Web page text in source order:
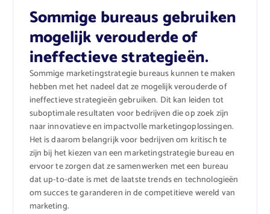
Sommige bureaus gebruiken
mogelijk verouderde of
ineffectieve strategieën.
Sommige marketingstrategie bureaus kunnen te maken
hebben met het nadeel dat ze mogelijk verouderde of
ineffectieve strategieën gebruiken. Dit kan leiden tot
suboptimale resultaten voor bedrijven die op zoek zijn
naar innovatieve en impactvolle marketingoplossingen.
Het is daarom belangrijk voor bedrijven om kritisch te
zijn bij het kiezen van een marketingstrategie bureau en
ervoor te zorgen dat ze samenwerken met een bureau
dat up-to-date is met de laatste trends en technologieën
om succes te garanderen in de competitieve wereld van
marketing.